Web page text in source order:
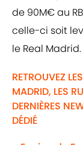
de 90M€ au
celle-ci soit
le Real Madrid.
RETROUVEZ
MADRID, LES
DERNIÈRES
DÉDIÉ